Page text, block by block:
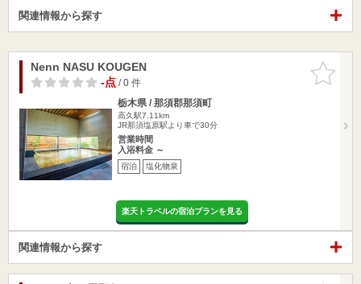
関連情報から探す
お気に入
りに追加
Nenn NASU KOUGEN
-点/ 0 件
栃木県 / 那須郡那須町
高久駅7.11km
JR那須塩原駅より車で30分
営業時間
入浴料金 ～
宿泊 塩化物泉
楽天トラベルの宿泊プランを見る
関連情報から探す